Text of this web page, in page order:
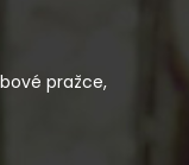
pražce,